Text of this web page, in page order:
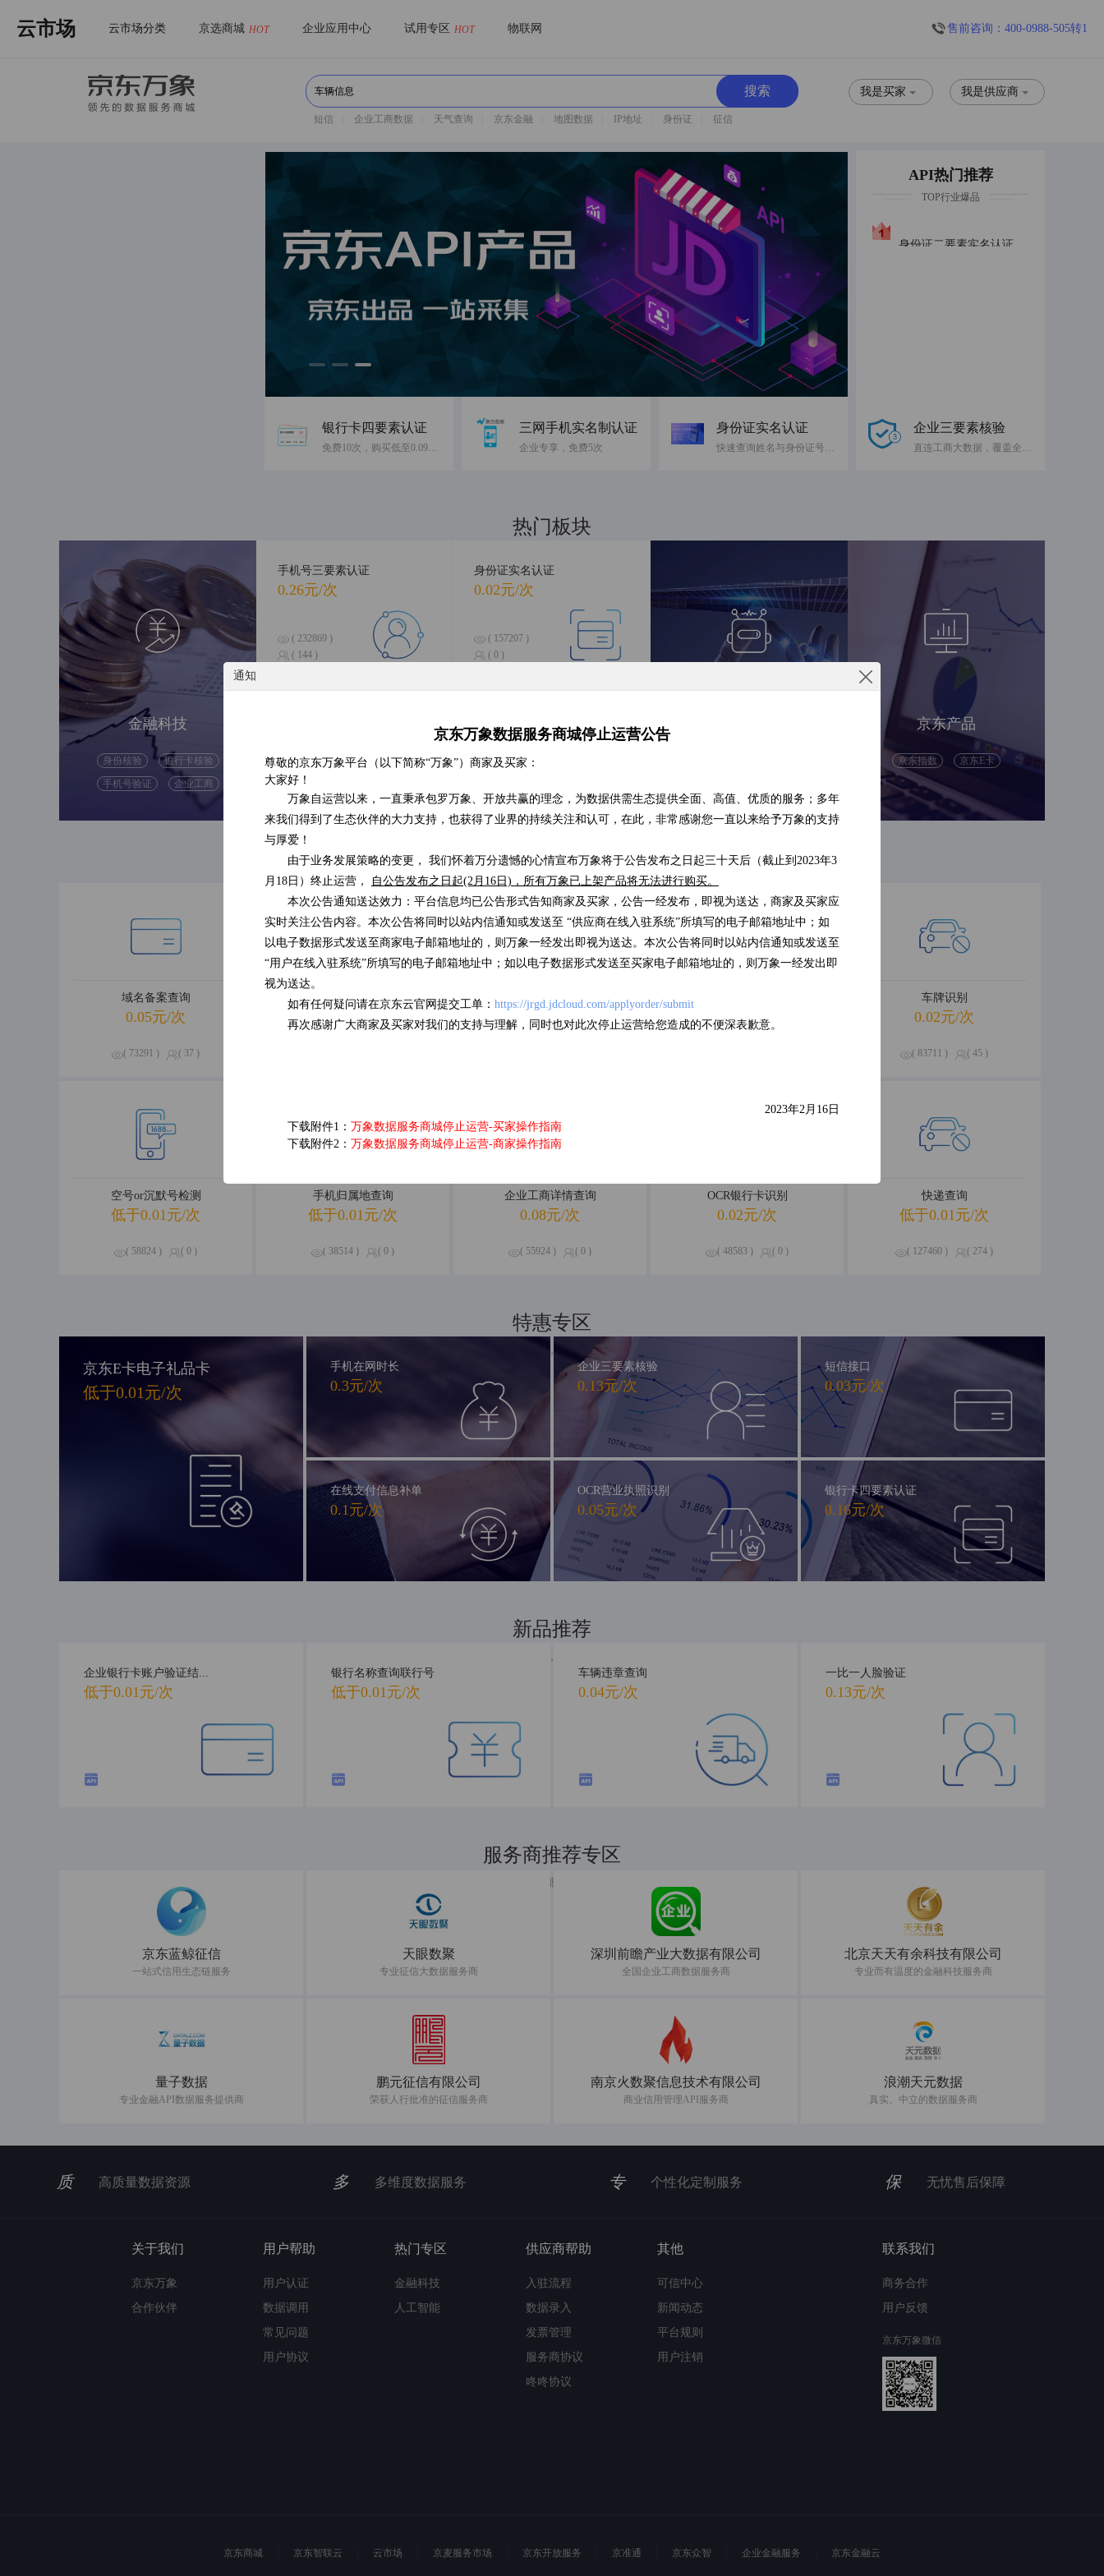
通知
京东万象数据服务商城停止运营公告
尊敬的京东万象平台（以下简称“万象”）商家及买家：
大家好！
万象自运营以来，一直秉承包罗万象、开放共赢的理念，为数据供需生态提供全面、高值、优质的服务；多年
来我们得到了生态伙伴的大力支持，也获得了业界的持续关注和认可，在此，非常感谢您一直以来给予万象的支持
与厚爱！
由于业务发展策略的变更， 我们怀着万分遗憾的心情宣布万象将于公告发布之日起三十天后（截止到2023年3
月18日）终止运营，
自公告发布之日起(2月16日)，所有万象已上架产品将无法进行购买。
本次公告通知送达效力：平台信息均已公告形式告知商家及买家，公告一经发布，即视为送达，商家及买家应
实时关注公告内容。本次公告将同时以站内信通知或发送至 “供应商在线入驻系统”所填写的电子邮箱地址中；如
以电子数据形式发送至商家电子邮箱地址的，则万象一经发出即视为送达。本次公告将同时以站内信通知或发送至
“用户在线入驻系统”所填写的电子邮箱地址中；如以电子数据形式发送至买家电子邮箱地址的，则万象一经发出即
视为送达。
如有任何疑问请在京东云官网提交工单： https://jrgd.jdcloud.com/applyorder/submit
再次感谢广大商家及买家对我们的支持与理解，同时也对此次停止运营给您造成的不便深表歉意。
2023年2月16日
下载附件1： 万象数据服务商城停止运营-买家操作指南
下载附件2： 万象数据服务商城停止运营-商家操作指南
云市场 云市场分类 京选商城 HOT 企业应用中心 试用专区 HOT 物联网 售前咨询：400-0988-505转1
我是供应商
我是买家
短信 企业工商数据 天气查询 京东金融 地图数据 IP地址 身份证 征信
API热门推荐
TOP行业爆品
银行卡四要素认证
免费10次，购买低至0.09元/次
三网手机实名制认证
企业专享，免费5次
身份证实名认证
快速查询姓名与身份证号码是否一致
企业三要素核验
直连工商大数据，覆盖全国企业
热门板块
金融科技
身份核验
银行卡核验
手机号验证
企业工商
手机号三要素认证
0.26元/次
( 232869 )
( 144 )
身份证实名认证
0.02元/次
( 157207 )
( 0 )
( 47592 )
( 0 )
0.16元/次
( 318 )
京东产品
京东指数 京东E卡
优品推荐
海量数据，优选试用
域名备案查询
0.05元/次
( 73291 ) ( 37 )
企业经营信息
0.09元/次
IP地址归属地查询
低于0.01元/次 低于0.01元/次
车牌识别
0.02元/次
( 83711 ) ( 45 )
空号or沉默号检测
低于0.01元/次
( 58824 ) ( 0 )
手机归属地查询
低于0.01元/次
( 38514 ) ( 0 )
企业工商详情查询
0.08元/次
( 55924 ) ( 0 )
OCR银行卡识别
0.02元/次
( 48583 ) ( 0 )
快递查询
低于0.01元/次
( 127460 ) ( 274 )
特惠专区
精品钜惠，尽享不停
京东E卡电子礼品卡
低于0.01元/次
手机在网时长
0.3元/次
在线支付信息补单
0.1元/次
企业三要素核验
0.13元/次
OCR营业执照识别
0.05元/次
短信接口
0.03元/次
银行卡四要素认证
0.16元/次
新品推荐
新品首发，抢先体验
企业银行卡账户验证结...
低于0.01元/次
银行名称查询联行号
低于0.01元/次
车辆违章查询
0.04元/次
一比一人脸验证
0.13元/次
服务商推荐专区
共建数据服务新生态
京东蓝鲸征信
一站式信用生态链服务
天眼数聚
专业征信大数据服务商
深圳前瞻产业大数据有限公司
全国企业工商数据服务商
北京天天有余科技有限公司
专业而有温度的金融科技服务商
量子数据
专业金融API数据服务提供商
鹏元征信有限公司
荣获人行批准的征信服务商
南京火数聚信息技术有限公司
商业信用管理API服务商
浪潮天元数据
真实、中立的数据服务商
质 高质量数据资源 多 多维度数据服务 专 个性化定制服务 保 无忧售后保障
关于我们
京东万象
合作伙伴
用户帮助
用户认证
数据调用
常见问题
用户协议
热门专区
金融科技
人工智能
供应商帮助
入驻流程
数据录入
发票管理
服务商协议
咚咚协议
其他
可信中心
新闻动态
平台规则
用户注销
联系我们
商务合作
用户反馈
京东万象微信
京东商城 京东智联云 云市场 京麦服务市场 京东开放服务 京准通 京东众智 企业金融服务 京东金融云